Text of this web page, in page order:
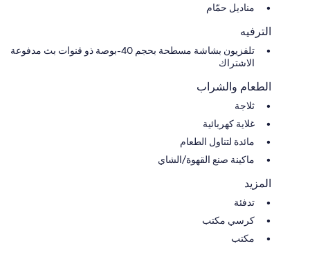
مناديل حمّام
الترفيه
تلفزيون بشاشة مسطحة بحجم 40-بوصة ذو قنوات بث مدفوعة
الاشتراك
الطعام والشراب
ثلاجة
غلاية كهربائية
مائدة لتناول الطعام
ماكينة صنع القهوة/الشاي
المزيد
تدفئة
كرسي مكتب
مكتب